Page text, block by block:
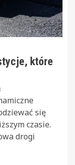
które
się
czasie.
drogi